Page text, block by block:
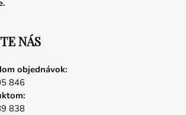
NÁS
objednávok:
846
838